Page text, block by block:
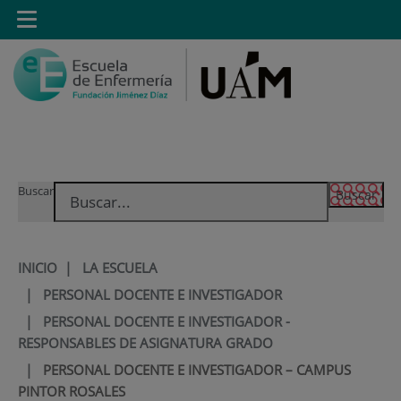
Saltar al contenido
SaltarBuscar
Toggle
navigation
INICIO| LA ESCUELA
| PERSONAL DOCENTE E INVESTIGADOR
| PERSONAL DOCENTE E INVESTIGADOR -
RESPONSABLES DE ASIGNATURA GRADO
| PERSONAL DOCENTE E INVESTIGADOR – CAMPUS
PINTOR ROSALES